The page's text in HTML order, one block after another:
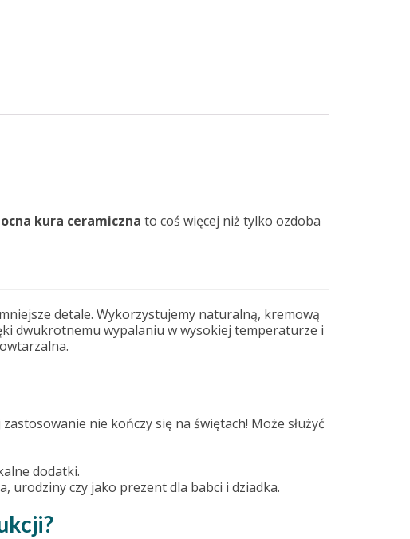
kura ceramiczna to coś więcej niż tylko ozdoba
detale. Wykorzystujemy naturalną, kremową
dwukrotnemu wypalaniu w wysokiej temperaturze i
nie kończy się na świętach! Może służyć
dodatki.
urodziny czy jako prezent dla babci i dziadka.